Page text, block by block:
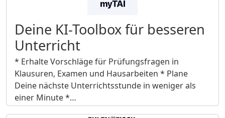
Deine KI-Toolbox für besseren
Unterricht
* Erhalte Vorschläge für Prüfungsfragen in
Klausuren, Examen und Hausarbeiten * Plane
Deine nächste Unterrichtsstunde in weniger als
einer Minute *…